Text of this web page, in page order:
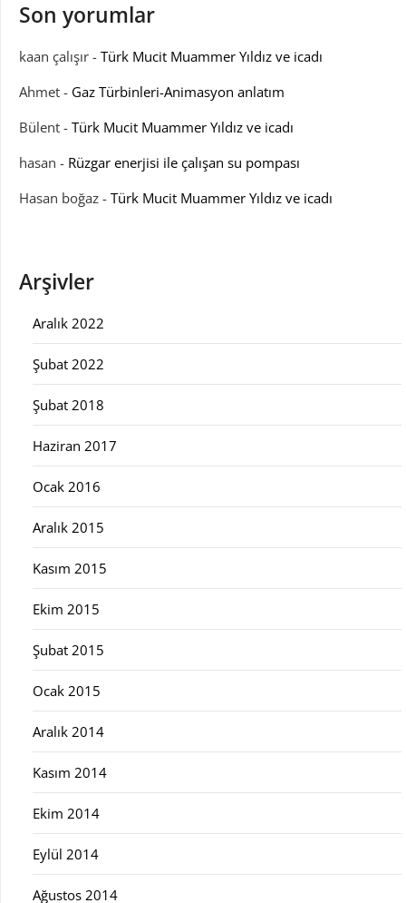
Son yorumlar
kaan çalışır - Türk Mucit Muammer Yıldız ve icadı
Ahmet - Gaz Türbinleri-Animasyon anlatım
Bülent - Türk Mucit Muammer Yıldız ve icadı
hasan - Rüzgar enerjisi ile çalışan su pompası
Hasan boğaz - Türk Mucit Muammer Yıldız ve icadı
Arşivler
Aralık 2022
Şubat 2022
Şubat 2018
Haziran 2017
Ocak 2016
Aralık 2015
Kasım 2015
Ekim 2015
Şubat 2015
Ocak 2015
Aralık 2014
Kasım 2014
Ekim 2014
Eylül 2014
Ağustos 2014